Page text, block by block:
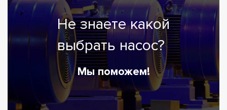
Не знаете какой
выбрать насос?
Мы поможем!